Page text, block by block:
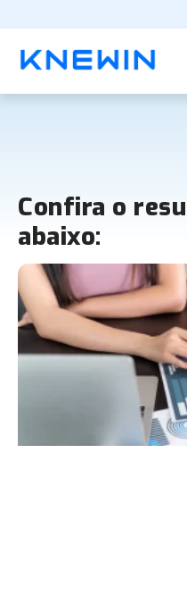
Confira o
abaixo: